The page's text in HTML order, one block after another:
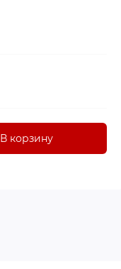
В корзину